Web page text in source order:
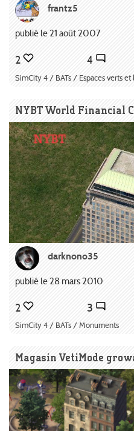
frantz5
publié le 21 août 2007
2 4
SimCity 4 / BATs / Espaces verts et
NYBT World Financial
darknono35
publié le 28 mars 2010
2 3
SimCity 4 / BATs / Monuments
Magasin VetiMode